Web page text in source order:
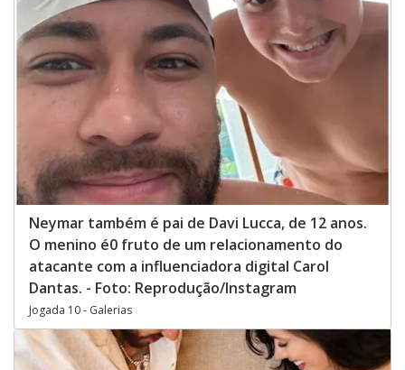
Neymar também é pai de Davi Lucca, de 12 anos.
O menino é0 fruto de um relacionamento do
atacante com a influenciadora digital Carol
Dantas. - Foto: Reprodução/Instagram
Jogada 10 - Galerias